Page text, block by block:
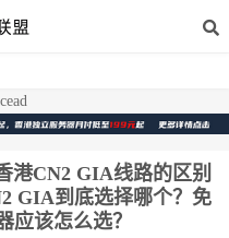
港CN2 GIA线路的区别
GIA到底选择哪个？免
应该怎么选？